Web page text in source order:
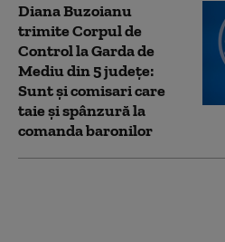
Diana Buzoianu
trimite Corpul de
Control la Garda de
Mediu din 5 județe:
Sunt și comisari care
taie și spânzură la
comanda baronilor